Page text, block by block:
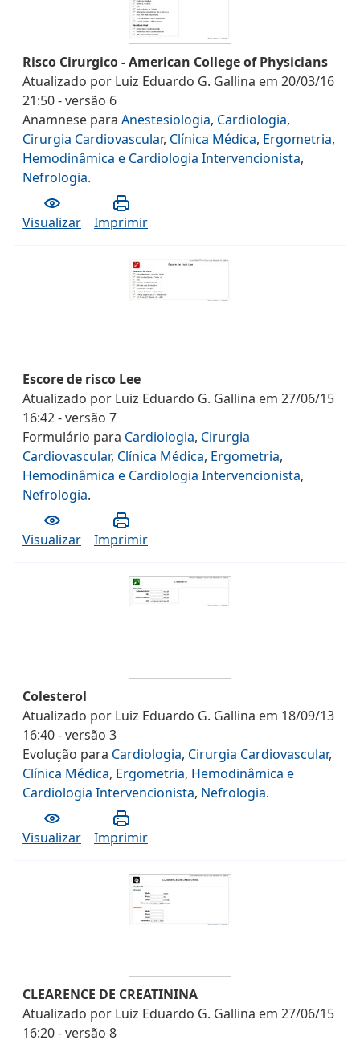
Risco Cirurgico - American College of Physicians
Atualizado por Luiz Eduardo G. Gallina em 20/03/16
21:50- versão 6
Anamnese para Anestesiologia, Cardiologia,
Cirurgia Cardiovascular, Clínica Médica, Ergometria,
Hemodinâmica e Cardiologia Intervencionista,
Nefrologia.
Visualizar Imprimir
Escore de risco Lee
Atualizado por Luiz Eduardo G. Gallina em 27/06/15
16:42- versão 7
Formulário para Cardiologia, Cirurgia
Cardiovascular, Clínica Médica, Ergometria,
Hemodinâmica e Cardiologia Intervencionista,
Nefrologia.
Visualizar Imprimir
Colesterol
Atualizado por Luiz Eduardo G. Gallina em 18/09/13
16:40- versão 3
Evolução para Cardiologia, Cirurgia Cardiovascular,
Clínica Médica, Ergometria, Hemodinâmica e
Cardiologia Intervencionista, Nefrologia.
Visualizar Imprimir
CLEARENCE DE CREATININA
Atualizado por Luiz Eduardo G. Gallina em 27/06/15
16:20- versão 8